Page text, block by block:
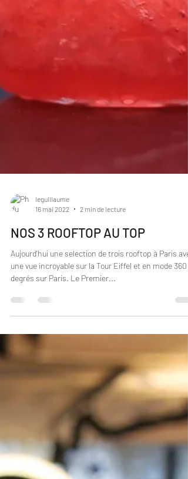
leguillaume
NOS 3 ROOFTOP AU TOP
Aujourd'hui une selection de trois rooftop à Paris
une vue incroyable sur la Tour Eiffel et en mode 360